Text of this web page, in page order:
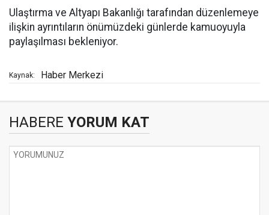
Ulaştırma ve Altyapı Bakanlığı tarafından düzenlemeye
ilişkin ayrıntıların önümüzdeki günlerde kamuoyuyla
paylaşılması bekleniyor.
Kaynak: Haber Merkezi
HABERE YORUM KAT